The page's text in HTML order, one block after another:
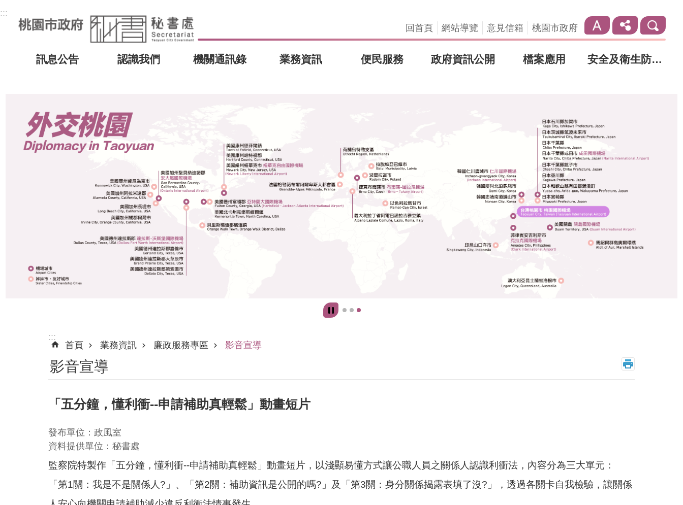
:::
回首頁
網站導覽 意見信箱 桃園市政府
訊息公告 認識我們 機關通訊錄 業務資訊 便民服務 政府資訊公開 檔案應用 安全及衛生防護專區
:::
首頁
業務資訊 廉政服務專區 影音宣導
影音宣導
「五分鐘，懂利衝--申請補助真輕鬆」動畫短片
發布單位：政風室
資料提供單位：秘書處
監察院特製作「五分鐘，懂利衝--申請補助真輕鬆」動畫短片，以淺顯易懂方式讓公職人員之關係人認識利衝法，內容分為三大單元：
「第1關：我是不是關係人?」、「第2關：補助資訊是公開的嗎?」及「第3關：身分關係揭露表填了沒?」，透過各關卡自我檢驗，讓關係